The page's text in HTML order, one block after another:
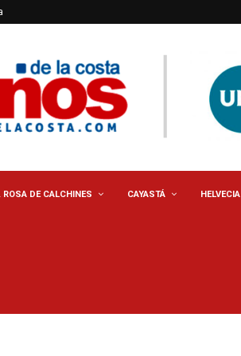
ROSA DE CALCHINES CAYASTÁ HELVECIA